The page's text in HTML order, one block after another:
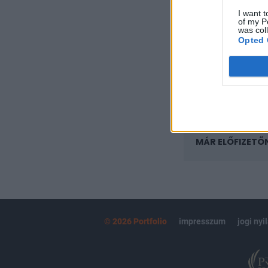
I want
of my
was
Opted
Az előfizetés a
Portfolio.hu
MÁR
© 2026 Portfolio impresszum jogi